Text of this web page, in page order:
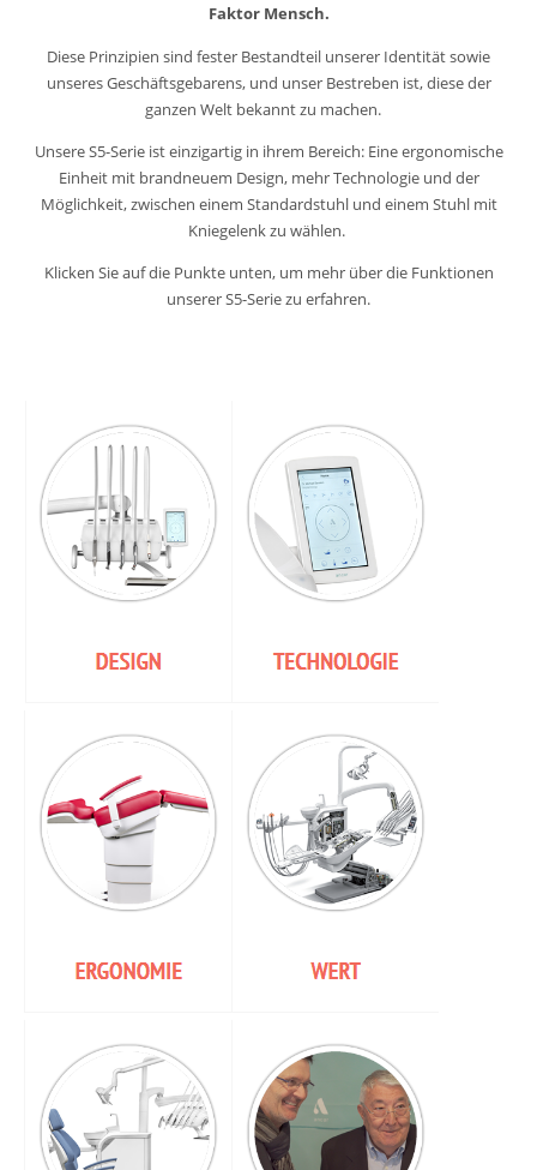
Faktor Mensch.
Diese Prinzipien sind fester Bestandteil unserer Identität sowie
unseres Geschäftsgebarens, und unser Bestreben ist, diese der
ganzen Welt bekannt zu machen.
Unsere S5-Serie ist einzigartig in ihrem Bereich: Eine ergonomische
Einheit mit brandneuem Design, mehr Technologie und der
Möglichkeit, zwischen einem Standardstuhl und einem Stuhl mit
Kniegelenk zu wählen.
Klicken Sie auf die Punkte unten, um mehr über die Funktionen
unserer S5-Serie zu erfahren.